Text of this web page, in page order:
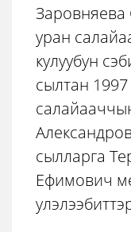
Заровняева
уран
кулуубун
сылтан
сылларга
Ефимович